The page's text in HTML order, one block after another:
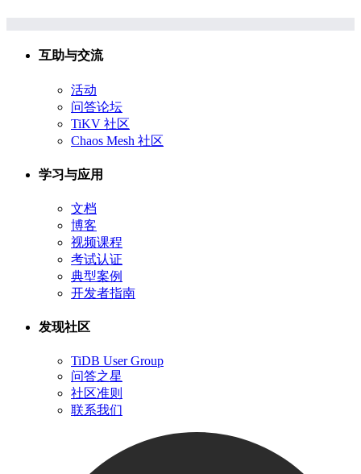
互助与交流
活动
问答论坛
TiKV 社区
Chaos Mesh 社区
学习与应用
文档
博客
视频课程
考试认证
典型案例
开发者指南
发现社区
TiDB User Group
问答之星
社区准则
联系我们